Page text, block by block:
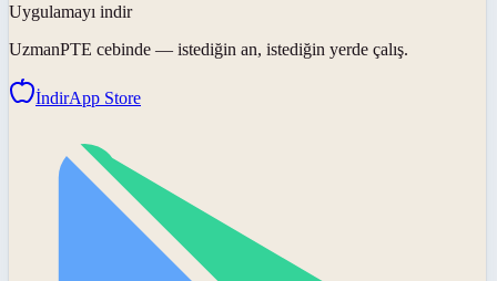
Uygulamayı indir
UzmanPTE cebinde — istediğin an, istediğin yerde çalış.
İndirApp Store